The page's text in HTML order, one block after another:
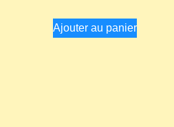
Ajouter au panier